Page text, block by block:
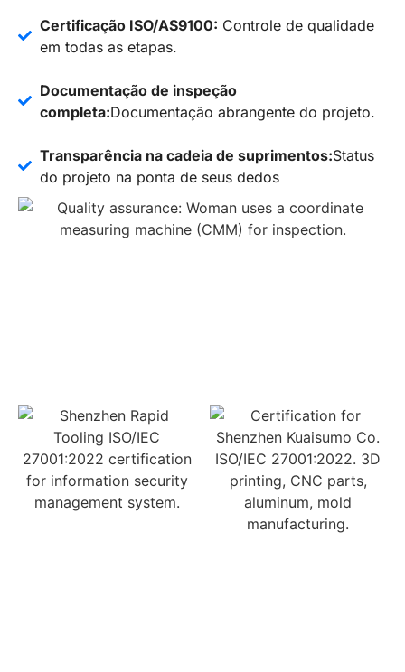
Certificação ISO/AS9100: Controle de qualidade
em todas as etapas.
Documentação de inspeção
completa:Documentação abrangente do projeto.
Transparência na cadeia de suprimentos:Status
do projeto na ponta de seus dedos